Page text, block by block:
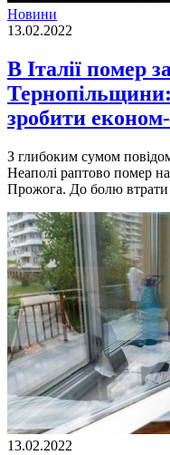
Новини
13.02.2022
В Італії помер
зробити
З глибоким сумом
Неаполі раптово помер
Прожога. До болю
13.02.2022